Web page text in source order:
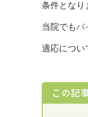
条件となり
当院でもバ
適応につい
この記